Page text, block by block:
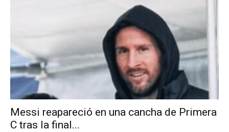
Messi reapareció en una cancha de Primera
C tras la final...